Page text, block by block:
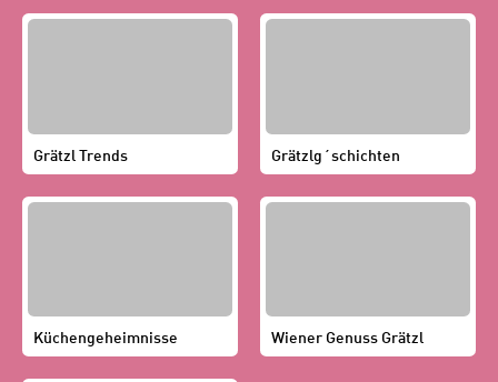
Grätzl Trends Grätzlg´schichten
Küchengeheimnisse Wiener Genuss Grätzl